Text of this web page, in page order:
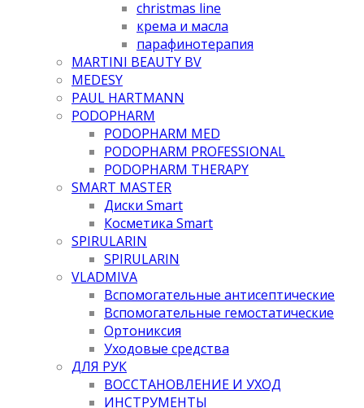
christmas line
крема и масла
парафинотерапия
MARTINI BEAUTY BV
MEDESY
PAUL HARTMANN
PODOPHARM
PODOPHARM MED
PODOPHARM PROFESSIONAL
PODOPHARM THERAPY
SMART MASTER
Диски Smart
Косметика Smart
SPIRULARIN
SPIRULARIN
VLADMIVA
Вспомогательные антисептические
Вспомогательные гемостатические
Ортониксия
Уходовые средства
ДЛЯ РУК
ВОССТАНОВЛЕНИЕ И УХОД
ИНСТРУМЕНТЫ